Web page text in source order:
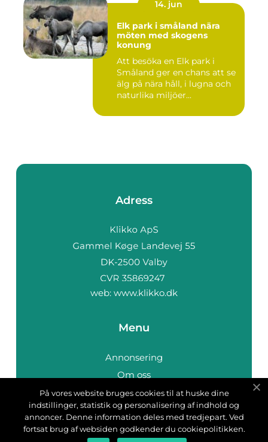
14. jun
Elk park i småland nära
möten med skogens
konung
Att besöka en Elk park i
Småland ger en chans att se
älg på nära håll, i lugna och
naturlika miljöer...
Adress
web: www.klikko.dk
Menu
Annonsering
Om oss
Cookies
Kontakta oss
Sitemap
På vores website bruges cookies til at huske dine
indstillinger, statistik og personalisering af indhold og
annoncer. Denne information deles med tredjepart. Ved
fortsat brug af websiden godkender du cookiepolitikken.